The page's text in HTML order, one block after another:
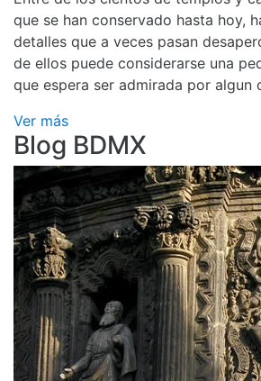
que se han conservado hasta hoy,
detalles que a veces pasan
de ellos puede considerarse una
que espera ser admirada por algun
Ver más
Blog BDMX